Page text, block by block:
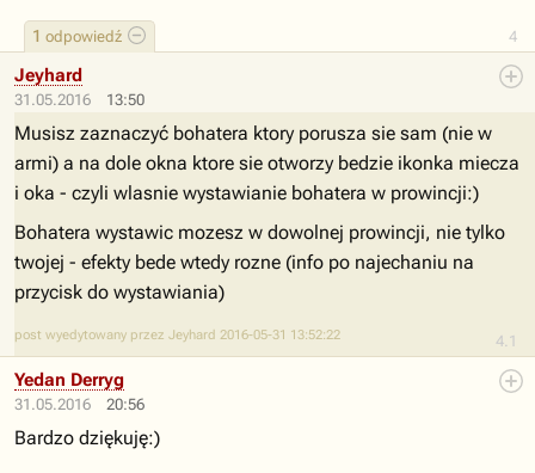
4
1 odpowiedź
31.05.2016 13:50
4.1
Jeyhard
Musisz zaznaczyć bohatera ktory porusza sie sam (nie w
armi) a na dole okna ktore sie otworzy bedzie ikonka miecza
i oka - czyli wlasnie wystawianie bohatera w prowincji:)
Bohatera wystawic mozesz w dowolnej prowincji, nie tylko
twojej - efekty bede wtedy rozne (info po najechaniu na
przycisk do wystawiania)
post wyedytowany przez Jeyhard 2016-05-31 13:52:22
31.05.2016 20:56
Yedan Derryg
Bardzo dziękuję:)